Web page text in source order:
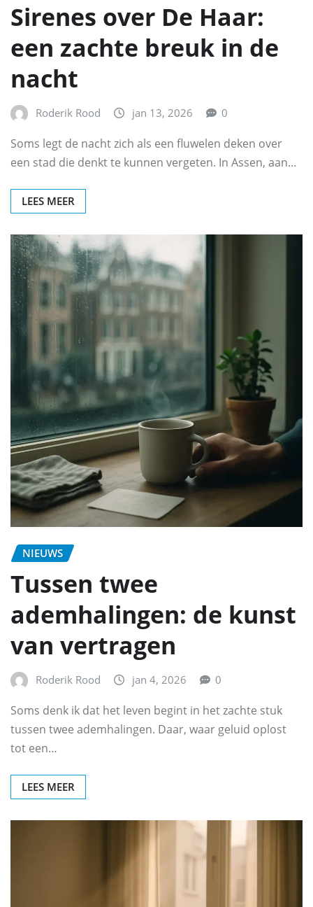
Sirenes over De Haar:
een zachte breuk in de
nacht
Roderik Rood jan 13, 2026 0
Soms legt de nacht zich als een fluwelen deken over
een stad die denkt te kunnen vergeten. In Assen, aan…
LEES MEER
NIEUWS
Tussen twee
ademhalingen: de kunst
van vertragen
Roderik Rood jan 4, 2026 0
Soms denk ik dat het leven begint in het zachte stuk
tussen twee ademhalingen. Daar, waar geluid oplost
tot een…
LEES MEER